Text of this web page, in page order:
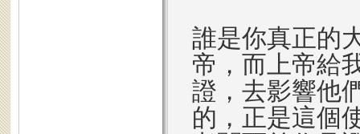
誰是你真正的
帝，而上帝給
證，去影響他
的，正是這個